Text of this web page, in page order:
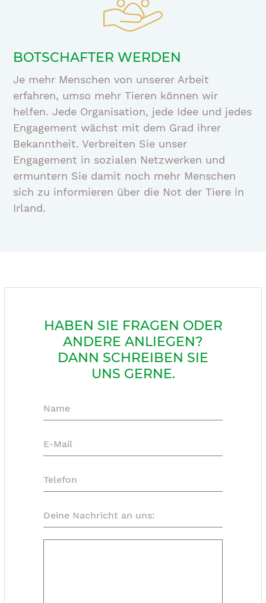
BOTSCHAFTER WERDEN
Je mehr Menschen von unserer Arbeit
erfahren, umso mehr Tieren können wir
helfen. Jede Organisation, jede Idee und jedes
Engagement wächst mit dem Grad ihrer
Bekanntheit. Verbreiten Sie unser
Engagement in sozialen Netzwerken und
ermuntern Sie damit noch mehr Menschen
sich zu informieren über die Not der Tiere in
Irland.
HABEN SIE FRAGEN ODER
ANDERE ANLIEGEN?
DANN SCHREIBEN SIE
UNS GERNE.